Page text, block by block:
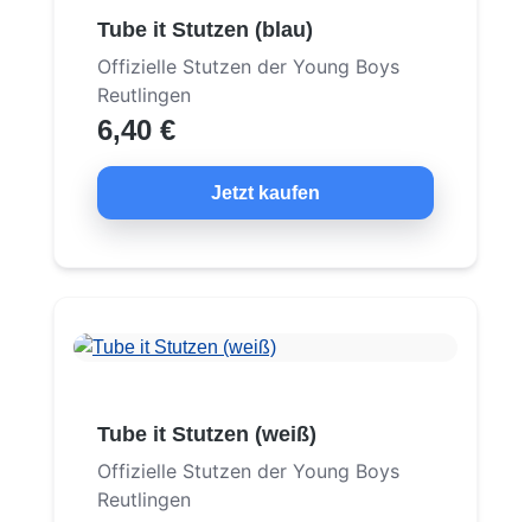
Tube it Stutzen (blau)
Offizielle Stutzen der Young Boys
Reutlingen
6,40 €
Jetzt kaufen
Tube it Stutzen (weiß)
Offizielle Stutzen der Young Boys
Reutlingen